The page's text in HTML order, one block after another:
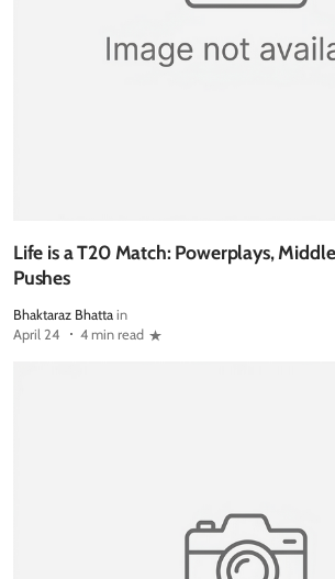
Life is a T20 Match: Powerplays,
Pushes
Bhaktaraz Bhatta in
April 24
4 min read